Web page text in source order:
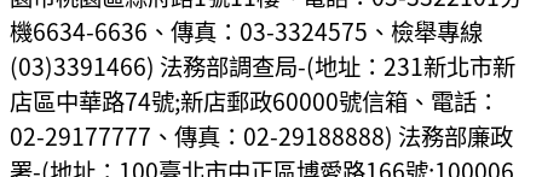
機6634-6636、傳真：03-3324575、檢舉專線
(03)3391466) 法務部調查局-(地址：231新北市新
店區中華路74號;新店郵政60000號信箱、電話：
02-29177777、傳真：02-29188888) 法務部廉政